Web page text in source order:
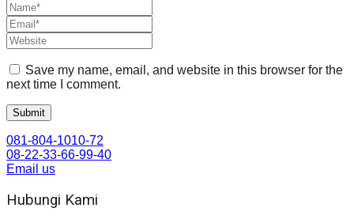
Save my name, email, and website in this browser for the
next time I comment.
081-804-1010-72
08-22-33-66-99-40
Email us
Hubungi Kami